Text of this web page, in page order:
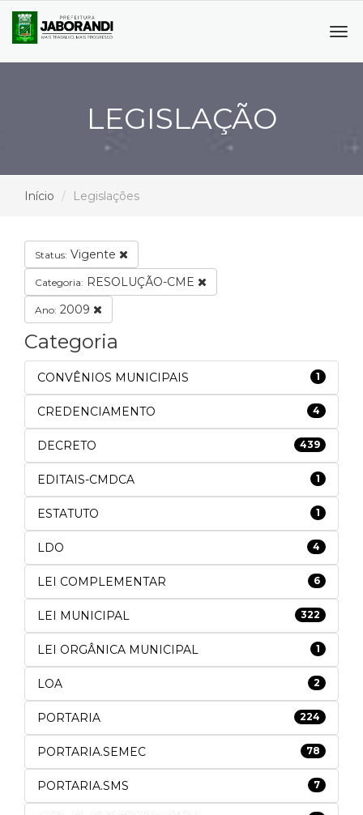
LEGISLAÇÃO
Início Legislações
Status: Vigente
Categoria: RESOLUÇÃO-CME
Ano: 2009
Categoria
CONVÊNIOS MUNICIPAIS 1
CREDENCIAMENTO 4
DECRETO 439
EDITAIS-CMDCA 1
ESTATUTO 1
LDO 4
LEI COMPLEMENTAR 6
LEI MUNICIPAL 322
LEI ORGÂNICA MUNICIPAL 1
LOA 2
PORTARIA 224
PORTARIA.SEMEC 78
PORTARIA.SMS 7